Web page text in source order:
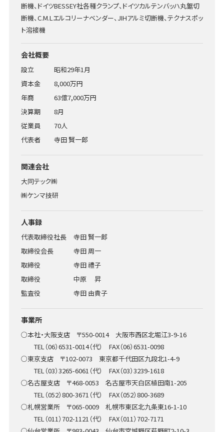
断機、ドイツBESSEY社各種クランプ、ドイツカルテンバッハ丸鋸切
断機、C.M.Lエルコリーナベンダー、JIHアルミ切断機、テクナスポッ
ト溶接機
会社概要
設立
昭和29年1月
資本金
8,000万円
年商
63億7,000万円
決算期
8月
従業員
70人
代表者
寺田 賢一郎
関連会社
大同テック㈱
㈱ケンマ技研
人事録
代表取締役社長
寺田 賢一郎
取締役会長
寺田 周一
取締役
寺田 禮子
取締役
中原 昇
監査役
寺田 由貴子
事業所
○本社・大阪支店 〒550-0014 大阪市西区北堀江3-9-16
TEL（06）6531-0014（代） FAX（06）6531-0098
○東京支店 〒102-0073 東京都千代田区九段北1-4-9
TEL（03）3265-6061（代） FAX（03）3239-1618
○名古屋支店 〒468-0053 名古屋市天白区植田南1-205
TEL（052）800-3671（代） FAX（052）800-3689
○札幌営業所 〒065-0009 札幌市東区北九条東16-1-10
TEL（011）702-1121（代） FAX（011）702-7171